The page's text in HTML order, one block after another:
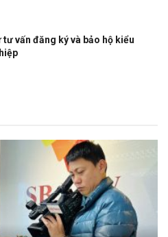
vấn đăng ký và bảo hộ kiểu